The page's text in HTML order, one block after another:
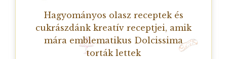
Hagyományos olasz receptek és
cukrászdánk kreatív receptjei, amik
mára emblematikus Dolcissima
torták lettek